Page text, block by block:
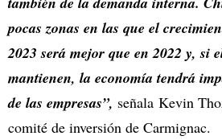
pocas zonas en las que el
2023 será mejor que en 2022 y, si
mantienen, la economía tendrá
de las empresas”, señala Kevin
comité de inversión de Carmignac.